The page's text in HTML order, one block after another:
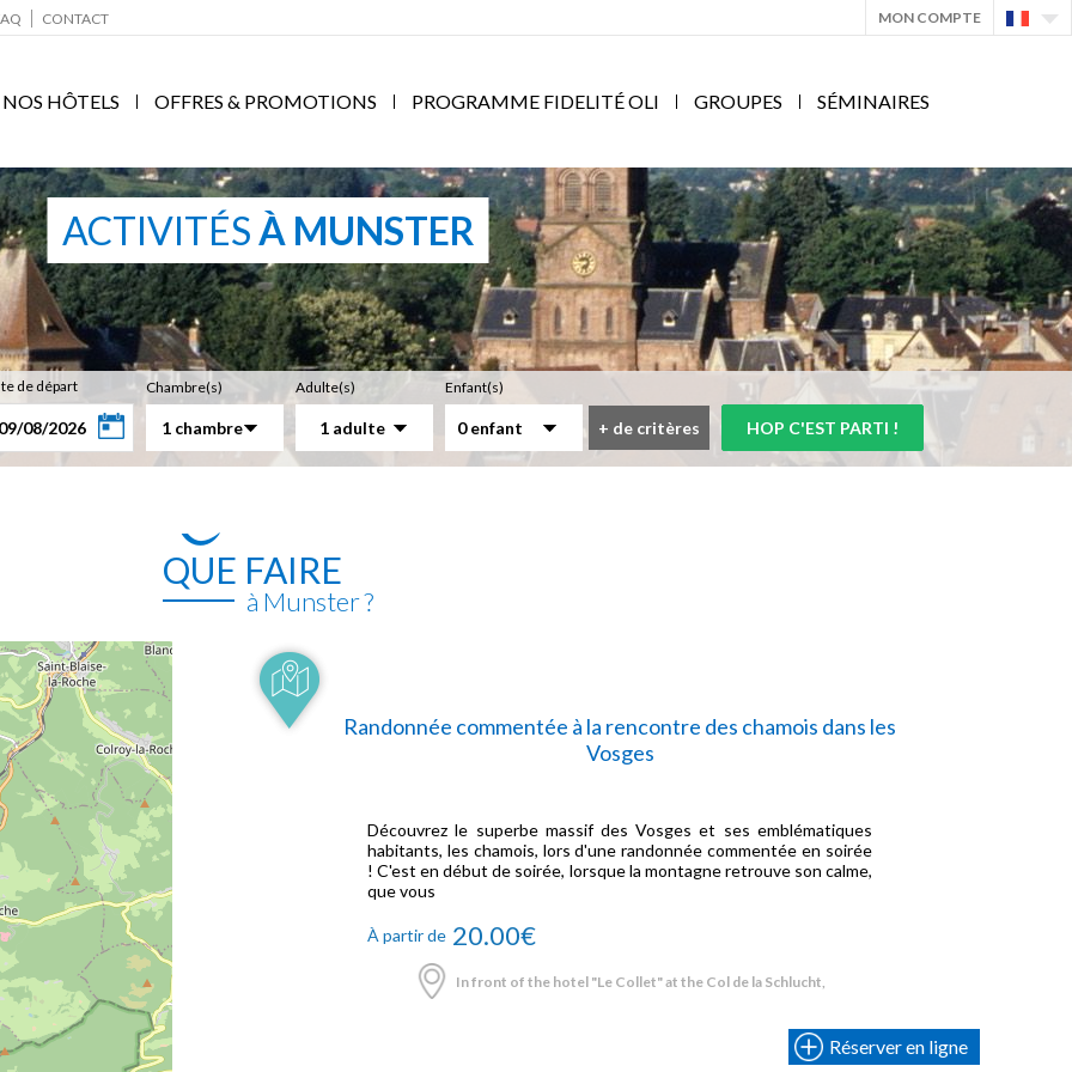
CONTACT MON COMPTE
NOS HÔTELS OFFRES & PROMOTIONS PROGRAMME FIDELITÉ OLI GROUPES SÉMINAIRES
ACTIVITÉSÀ MUNSTER
de départ Chambre(s)
1 chambre
Adulte(s)
1 adulte
Enfant(s)
0 enfant + de critères
QUE FAIRE
à Munster ?
Randonnée commentée à la rencontre des chamois dans les
Vosges
Découvrez le superbe massif des Vosges et ses emblématiques
habitants, les chamois, lors d'une randonnée commentée en soirée
! C'est en début de soirée, lorsque la montagne retrouve son calme,
que vous
À partir de 20.00€
In front of the hotel "Le Collet" at the Col de la Schlucht,
Réserver en ligne